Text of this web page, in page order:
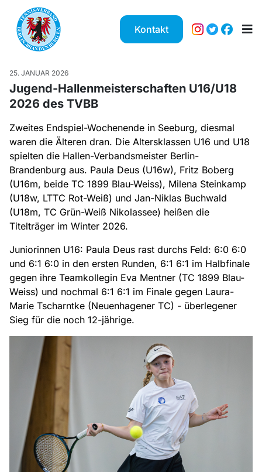
Kontakt
25. JANUAR 2026
Jugend-Hallenmeisterschaften U16/U18
2026 des TVBB
Zweites Endspiel-Wochenende in Seeburg, diesmal
waren die Älteren dran. Die Altersklassen U16 und U18
spielten die Hallen-Verbandsmeister Berlin-
Brandenburg aus. Paula Deus (U16w), Fritz Boberg
(U16m, beide TC 1899 Blau-Weiss), Milena Steinkamp
(U18w, LTTC Rot-Weiß) und Jan-Niklas Buchwald
(U18m, TC Grün-Weiß Nikolassee) heißen die
Titelträger im Winter 2026.
Juniorinnen U16: Paula Deus rast durchs Feld: 6:0 6:0
und 6:1 6:0 in den ersten Runden, 6:1 6:1 im Halbfinale
gegen ihre Teamkollegin Eva Mentner (TC 1899 Blau-
Weiss) und nochmal 6:1 6:1 im Finale gegen Laura-
Marie Tscharntke (Neuenhagener TC) - überlegener
Sieg für die noch 12-jährige.